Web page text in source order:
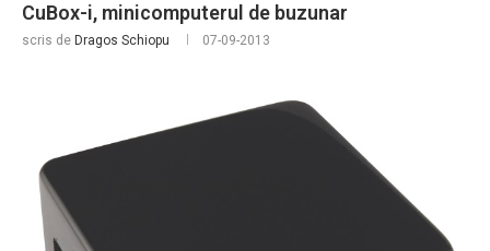
CuBox-i, minicomputerul de buzunar
scris de Dragos Schiopu 07-09-2013